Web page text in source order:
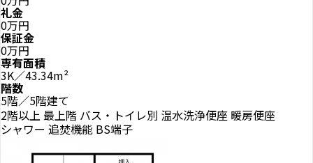
礼金
0万円
保証金
0万円
専有面積
3K／43.34m²
階数
5階／5階建て
2階以上 最上階 バス・トイレ別 温水洗浄便座 暖房便座
シャワー 追焚機能 BS端子